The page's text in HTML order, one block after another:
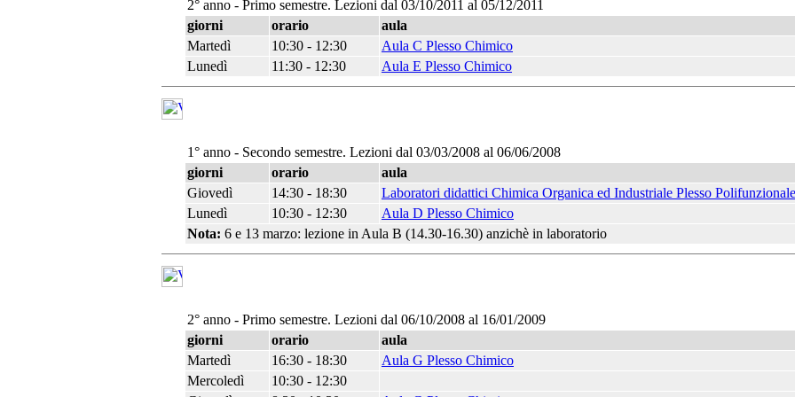
2° anno - Primo semestre. Lezioni dal 03/10/2011 al 05/12/2011
giorni
orario
aula
Martedì
10:30 - 12:30
Aula C Plesso Chimico
Lunedì
11:30 - 12:30 Aula E Plesso Chimico
1° anno - Secondo semestre. Lezioni dal 03/03/2008 al 06/06/2008
giorni
orario
aula
Giovedì
14:30 - 18:30
Laboratori didattici Chimica Organica ed Industriale Plesso Polifunzionale
Lunedì
10:30 - 12:30
Aula D Plesso Chimico
Nota: 6 e 13 marzo: lezione in Aula B (14.30-16.30) anzichè in laboratorio
2° anno - Primo semestre. Lezioni dal 06/10/2008 al 16/01/2009
giorni
orario
aula
Martedì
16:30 - 18:30
Aula G Plesso Chimico
Mercoledì
10:30 - 12:30